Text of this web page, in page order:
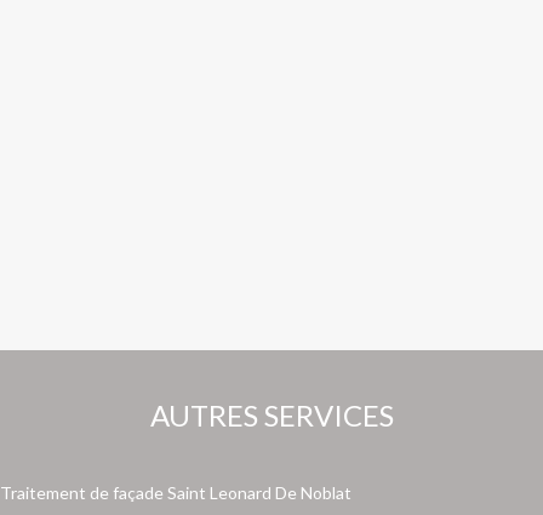
AUTRES SERVICES
Traitement de façade Saint Leonard De Noblat